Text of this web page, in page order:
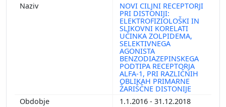
NOVI CILJNI RECEPTORJI
PRI DISTONIJI:
ELEKTROFIZIOLOŠKI IN
SLIKOVNI KORELATI
UČINKA ZOLPIDEMA,
SELEKTIVNEGA
AGONISTA
BENZODIAZEPINSKEGA
PODTIPA RECEPTORJA
ALFA-1, PRI RAZLIČNIH
OBLIKAH PRIMARNE
ŽARIŠČNE DISTONIJE
1.1.2016 - 31.12.2018